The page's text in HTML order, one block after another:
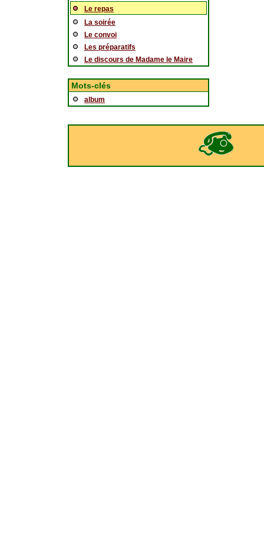
Le repas
La soirée
Le convoi
Les préparatifs
Le discours de Madame le Maire
Mots-clés
album